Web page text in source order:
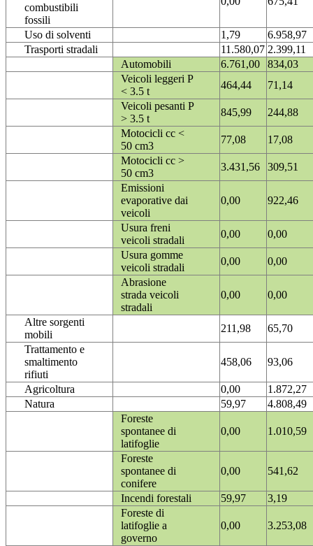
combustibili
fossili
Uso di solventi 1,79
6.958,97
Trasporti stradali
11.580,07 2.399,11
Automobili
6.761,00
834,03
Veicoli leggeri P
< 3.5 t
464,44
71,14
Veicoli pesanti P
> 3.5 t
845,99
244,88
Motocicli cc <
50 cm3
77,08
17,08
Motocicli cc >
50 cm3
3.431,56
309,51
Emissioni
evaporative dai
veicoli
0,00 922,46
Usura freni
veicoli stradali
0,00
0,00
Usura gomme
veicoli stradali
0,00
0,00
Abrasione
strada veicoli
stradali
0,00 0,00
Altre sorgenti
mobili
211,98
65,70
Trattamento e
smaltimento
rifiuti
458,06 93,06
Agricoltura 0,00
1.872,27
Natura
59,97
4.808,49
Foreste
spontanee di
latifoglie
0,00 1.010,59
Foreste
spontanee di
conifere
0,00 541,62
Incendi forestali 59,97
3,19
Foreste di
latifoglie a
governo
0,00 3.253,08